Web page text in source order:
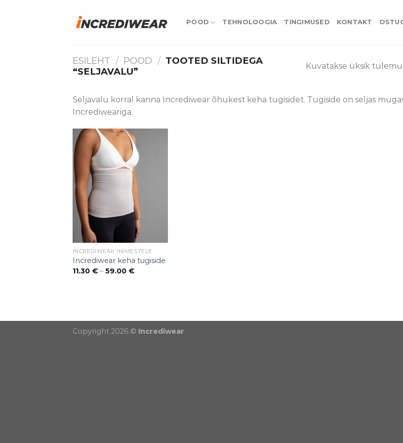
POOD TEHNOLOOGIA TINGIMUSED KONTAKT
ESILEHT / POOD / TOOTED SILTIDEGA
“SELJAVALU”
Kuvatakse üksik
Seljavalu korral kanna Incrediwear õhukest keha tugisidet. Tugiside on seljas
Incrediweariga.
INCREDIWEAR INIMESTELE
Incrediwear keha tugiside
11.30 € – 59.00 €Price
Copyright 2026 © Incrediwear